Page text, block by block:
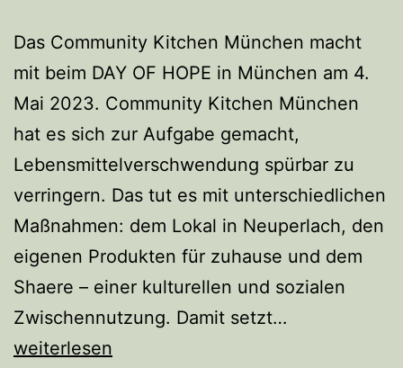
Das Community Kitchen München macht
mit beim DAY OF HOPE in München am 4.
Mai 2023. Community Kitchen München
hat es sich zur Aufgabe gemacht,
Lebensmittelverschwendung spürbar zu
verringern. Das tut es mit unterschiedlichen
Maßnahmen: dem Lokal in Neuperlach, den
eigenen Produkten für zuhause und dem
Shaere – einer kulturellen und sozialen
Zwischennutzung. Damit setzt…
weiterlesen